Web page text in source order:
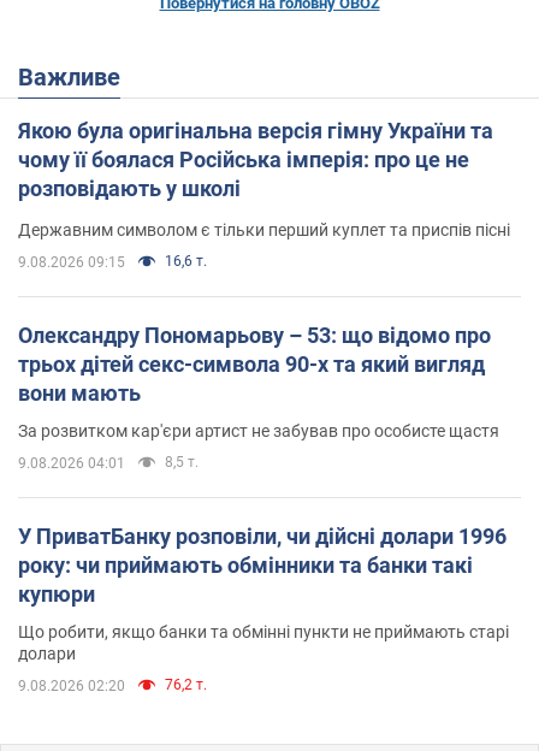
Важливе
Якою була оригінальна версія гімну України та
чому її боялася Російська імперія: про це не
розповідають у школі
Державним символом є тільки перший куплет та приспів пісні
9.08.2026 09:15 16,6 т.
Олександру Пономарьову – 53: що відомо про
трьох дітей секс-символа 90-х та який вигляд
вони мають
За розвитком кар'єри артист не забував про особисте щастя
9.08.2026 04:01 8,5 т.
У ПриватБанку розповіли, чи дійсні долари 1996
року: чи приймають обмінники та банки такі
купюри
Що робити, якщо банки та обмінні пункти не приймають старі
долари
9.08.2026 02:20 76,2 т.